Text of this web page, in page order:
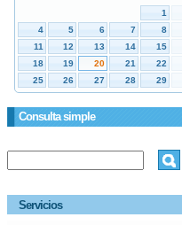
Consulta simple
Servicios